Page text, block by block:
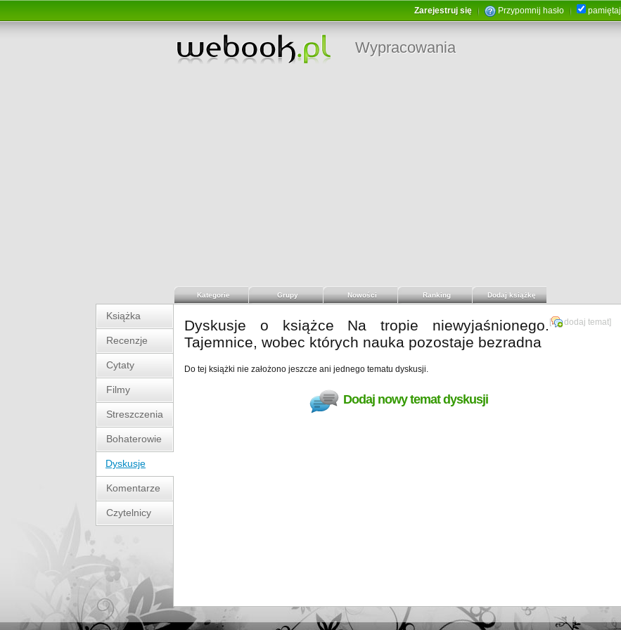
Zarejestruj się Przypomnij hasło pamiętaj
Wypracowania
Kategorie Grupy Nowości Ranking Dodaj książkę
Książka
Recenzje
Cytaty
Filmy
Streszczenia
Bohaterowie
Dyskusje
Komentarze
Czytelnicy
[ dodaj temat]
Dyskusje o książce Na tropie niewyjaśnionego.
Tajemnice, wobec których nauka pozostaje bezradna
Do tej książki nie założono jeszcze ani jednego tematu dyskusji.
Dodaj nowy temat dyskusji